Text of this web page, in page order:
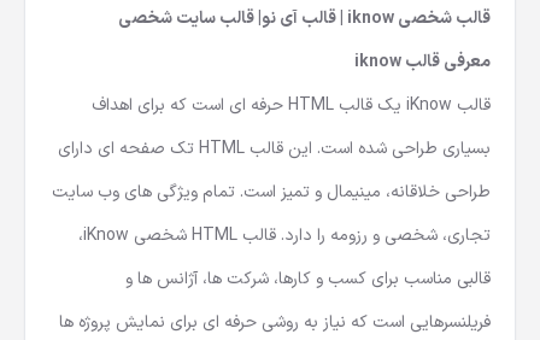
قالب شخصی iknow | قالب آی نو| قالب سایت شخصی
معرفی قالب iknow
قالب iKnow یک
قالب HTML
حرفه ای است که برای اهداف
بسیاری طراحی شده است. این قالب HTML تک صفحه ای
دارای
طراحی خلاقانه، مینیمال و تمیز است. تمام ویژگی های وب سایت
تجاری، شخصی و رزومه را دارد. قالب HTML شخصی
iKnow،
قالبی مناسب برای کسب و کارها، شرکت ها، آژانس ها و
فریلنسرهایی است که نیاز به روشی حرفه ای برای نمایش پروژه ها